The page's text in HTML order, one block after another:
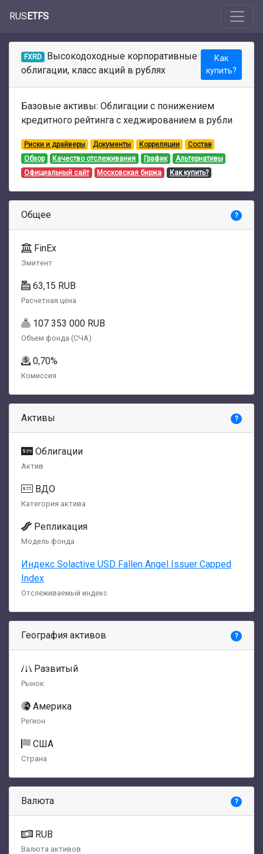
RUSETFS
FXRD
Высокодоходные корпоративные
облигации, класс акций в рублях
Как
купить?
Базовые активы: Облигации с понижением
кредитного рейтинга с хеджированием в рубли
Риски и драйверы Документы Корреляции
Состав
Обзор
Качество отслеживания График
Альтернативы
Официальный сайт
Московская биржа Как купить?
Общее ?
FinEx
Эмитент
63,15 RUB
Расчетная цена
107 353 000 RUB
Объем фонда (СЧА)
0,70%
Комиссия
Активы ?
Облигации
Актив
ВДО
Категория актива
Репликация
Модель фонда
Индекс Solactive USD Fallen Angel Issuer Capped
Index
Отслеживаемый индекс
География активов ?
Развитый
Рынок
Америка
Регион
США
Страна
Валюта ?
RUB
Валюта активов